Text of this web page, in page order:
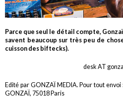
Parce que seul le détail compte,
savent beaucoup sur très peu de
cuisson des biftecks).
desk AT
Edité par GONZAÏ MEDIA. Pour tout
GONZAÏ, 75018 Paris